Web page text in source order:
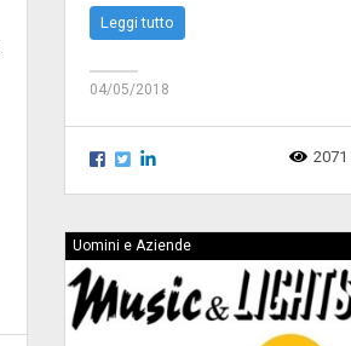
Leggi tutto
04/05/2018
2071
Uomini e Aziende